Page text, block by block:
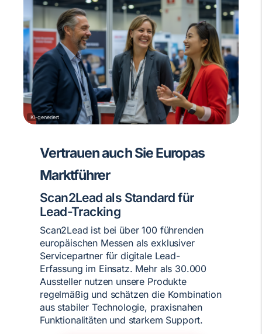
Vertrauen auch Sie Europas
Marktführer
Scan2Lead als Standard für
Lead-Tracking
Scan2Lead ist bei über 100 führenden
europäischen Messen als exklusiver
Servicepartner für digitale Lead-
Erfassung im Einsatz. Mehr als 30.000
Aussteller nutzen unsere Produkte
regelmäßig und schätzen die Kombination
aus stabiler Technologie, praxisnahen
Funktionalitäten und starkem Support.
KI-generiert